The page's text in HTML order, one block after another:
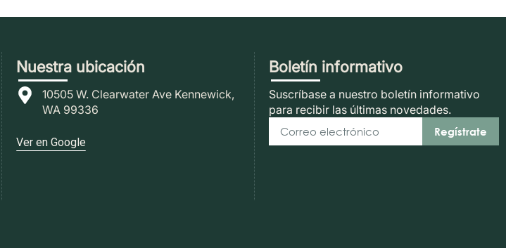
Nuestra ubicación
10505 W. Clearwater Ave Kennewick,
WA 99336
Ver en Google
Boletín informativo
Suscríbase a nuestro boletín informativo
para recibir las últimas novedades.
Regístrate